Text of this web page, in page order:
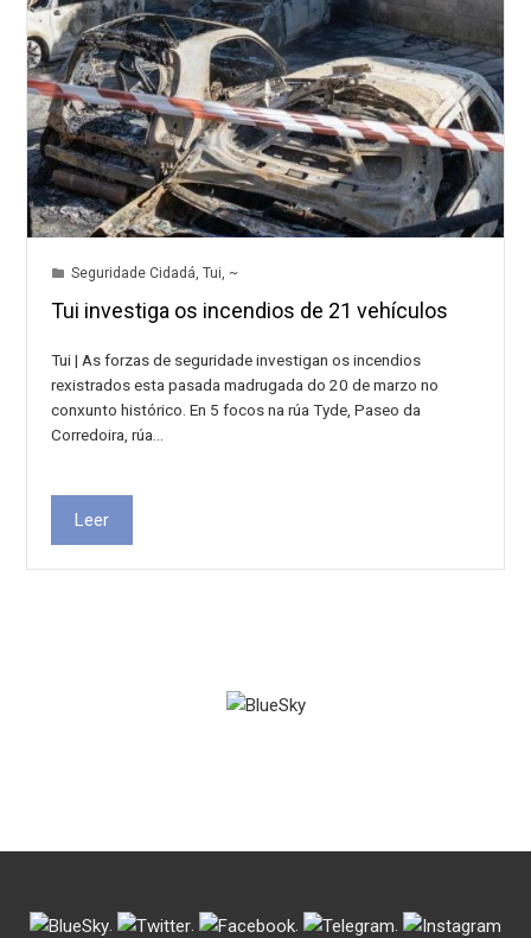
Seguridade Cidadá,Tui, ~
Tui investiga os incendios de 21 vehículos
Tui | As forzas de seguridade investigan os incendios
rexistrados esta pasada madrugada do 20 de marzo no
conxunto histórico. En 5 focos na rúa Tyde, Paseo da
Corredoira, rúa…
Leer
. . . .